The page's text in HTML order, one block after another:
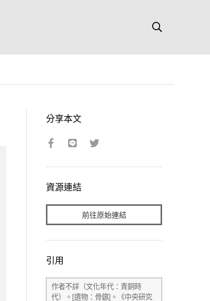
分享本文
資源連結
前往原始連結
引用